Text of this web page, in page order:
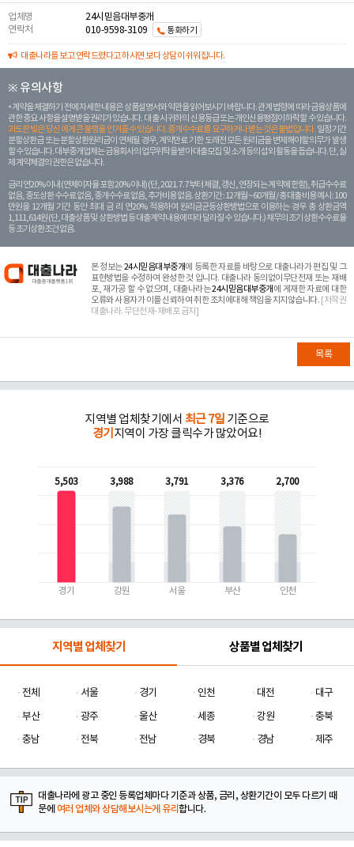
업체명
24시믿음대부중개
연락처
010-9598-3109 통화하기
대출나라를 보고 연락드렸다고 하시면 보다 상담이 쉬워집니다.
※ 유의사항
계약을 체결하기 전에 자세한 내용은 상품설명서와 약관을 읽어보시기 바랍니다. 관계 법령에 따라 금융상품에
관한 중요 사항을 설명받을 권리가 있습니다. 대 출 시 귀하의 신용등급 또는 개인신용평점이 하락할 수 있습니다.
과도한 빚은 당신 에게 큰 불행을 안겨줄 수 있습니다. 중개수수료를 요구하거나 받는 것은 불법입니다. 일정 기간
분할상환금 또는 분할상환원리금이 연체될 경우, 계약만료 기한 도래전 모든 원리금을 변제해야할 의무가 발생
할 수 있습니다. 대부중개업체는 금융회사의 업무위탁을 받아 대출모집 및 소개 등의 섭외 활동을 돕습니다. 단, 실
제 계약체결의 권한은 없습니다.
금리 연20% 이내 (연체이자율 포함 20% 이내) (단, 2021. 7. 7부터 체결, 갱신, 연장되는 계 약에 한함), 취급수수료
없음, 중도상환 수수료 없음, 중개수수료 없음, 추가비용 없음. 상환기간 : 12개월 ~ 60개월 / 총 대출 비용 예시 : 100
만원을 12개월 기간 동안 최대 금 리 연20% 적용하여 원리금균등상환방법으로 이용하는 경우 총 상환금액
1,111,614원 (단, 대출상품 및 상환방법 등 대출계약 내용에 따라 달라질 수 있습니다.) 채무의 조기 상환수수료율
등 조기상환조건 없음.
본 정보는24시믿음대부중개에 등록한 자료를 바탕으로 대출나라가 편집 및 그
표현방법을 수정하여 완성한 것 입니다. 대출나라 동의없이무단전재 또는 재배
포, 재가공 할 수 없으며, 대출나라는24시믿음대부중개 에 게재한 자료에 대한
오류와 사용자가 이를 신뢰하여 취한 조치에대해 책임을 지지않습니다. [저작권
대출나라. 무단전재-재배포 금지]
목록
지역별 업체찾기에서 최근 7일 기준으로
경기 지역이 가장 클릭수가 많았어요!
5,503
경기
3,988
강원
3,791
서울
3,376
부산
2,700
인천
지역별 업체찾기 상품별 업체찾기
전체 서울 경기 인천 대전
대구
부산
광주 울산 세종 강원
충북
충남
전북 전남 경북 경남 제주
대출나라에 광고 중인 등록업체마다 기준과 상품, 금리, 상환기간이 모두 다르기 때
문에 여러 업체와 상담해보시는게 유리합니다.